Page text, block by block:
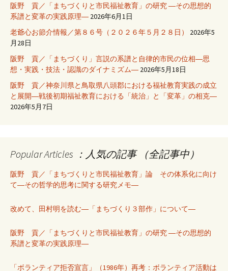
阪野 貢／「まちづくりと市民福祉教育」の研究 ―その思想的
系譜と変革の実践原理― 2026年6月1日
老爺心お節介情報／第８６号（２０２６年５月２８日）
2026年5
月28日
阪野 貢／「まちづくり」言説の系譜と自律的市民の位相―思
想・実践・技法・認識のダイナミズム― 2026年5月18日
阪野 貢／神奈川県と鳥取県八頭郡における福祉教育実践の成立
と展開―戦後初期福祉教育における「統治」と「変革」の相克―
2026年5月7日
Popular Articles ：人気の記事 （全記事中）
阪野 貢／「まちづくりと市民福祉教育」論 その体系化に向け
て―その哲学的思考に関する研究メモ―
改めて、田村明を読む―「まちづくり３部作」について―
阪野 貢／「まちづくりと市民福祉教育」の研究 ―その思想的
系譜と変革の実践原理―
「ボランティア拒否宣言」（1986年）再考：ボランティア活動は